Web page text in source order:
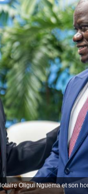
Oligui Nguema et son